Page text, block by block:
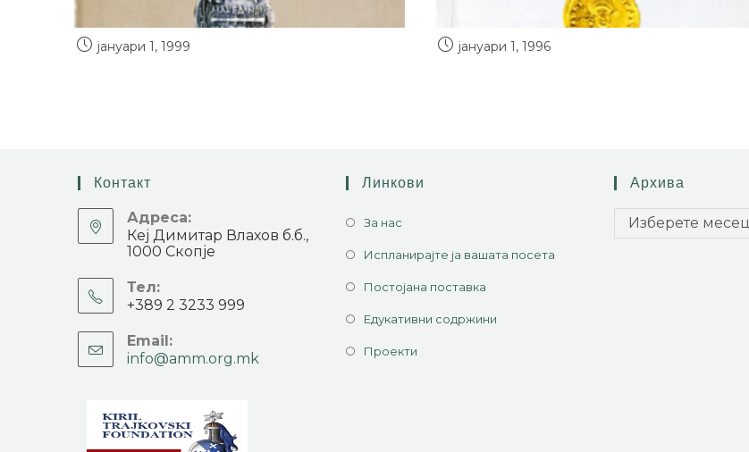
јануари 1, 1999 јануари 1, 1996
Контакт
Адреса:
Кеј Димитар Влахов б.б.,
1000 Скопје
Тел:
+389 2 3233 999
Email:
info@amm.org.mk
Линкови
За нас
Испланирајте ја вашата посета
Постојана поставка
Едукативни содржини
Проекти
Архива
Изберете месец